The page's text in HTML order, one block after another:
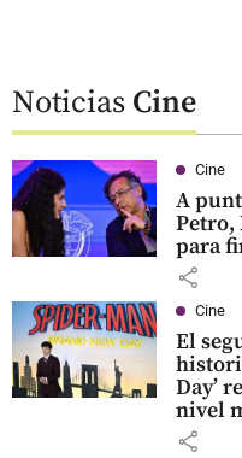
NoticiasCine
Cine
A
Petro,
para
share
Cine
El
Day’
nivel
share